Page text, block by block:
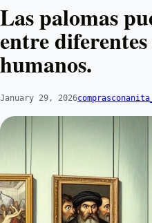
Las palomas
entre
humanos.
January 29, 2026